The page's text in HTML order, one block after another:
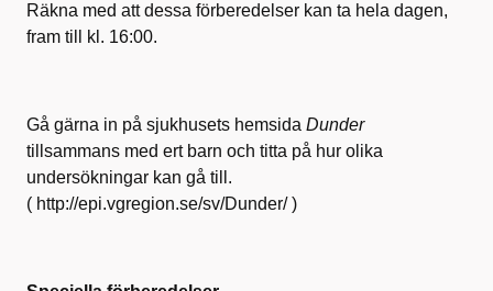
Räkna med att dessa förberedelser kan ta hela dagen,
fram till kl. 16:00.
Gå gärna in på sjukhusets hemsida Dunder
tillsammans med ert barn och titta på hur olika
undersökningar kan gå till.
( http://epi.vgregion.se/sv/Dunder/ )